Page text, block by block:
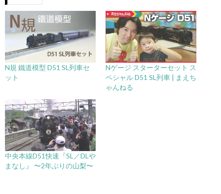
N規 鐵道模型 D51 SL列車セ
ット
Nゲージ スターターセット ス
ペシャル D51 SL列車 | まえち
ゃんねる
中央本線D51快速『SL／DLや
まなし』 〜2年ぶりの山梨〜